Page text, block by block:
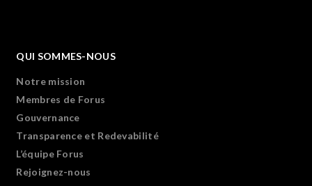
QUI SOMMES-NOUS
Notre mission
Membres de Forus
Gouvernance
Transparence et Redevabilité
L’équipe Forus
Rejoignez-nous